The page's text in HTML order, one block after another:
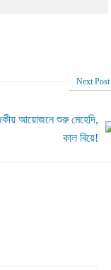
Next Post
আয়োজনে শুরু মেহেদি,
কাল বিয়ে!